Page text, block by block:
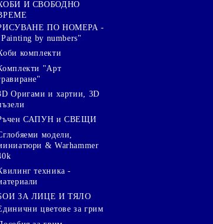
И СВОБОДНО
ПО НОМЕРА -
by numbers"
комплекти
"Арт
Оригами и хартии, 3D
САПУН и СВЕЩИ
модели,
& Warhammer
техника -
ЗА ЛИЦЕ И ТЯЛО
цветове за грим